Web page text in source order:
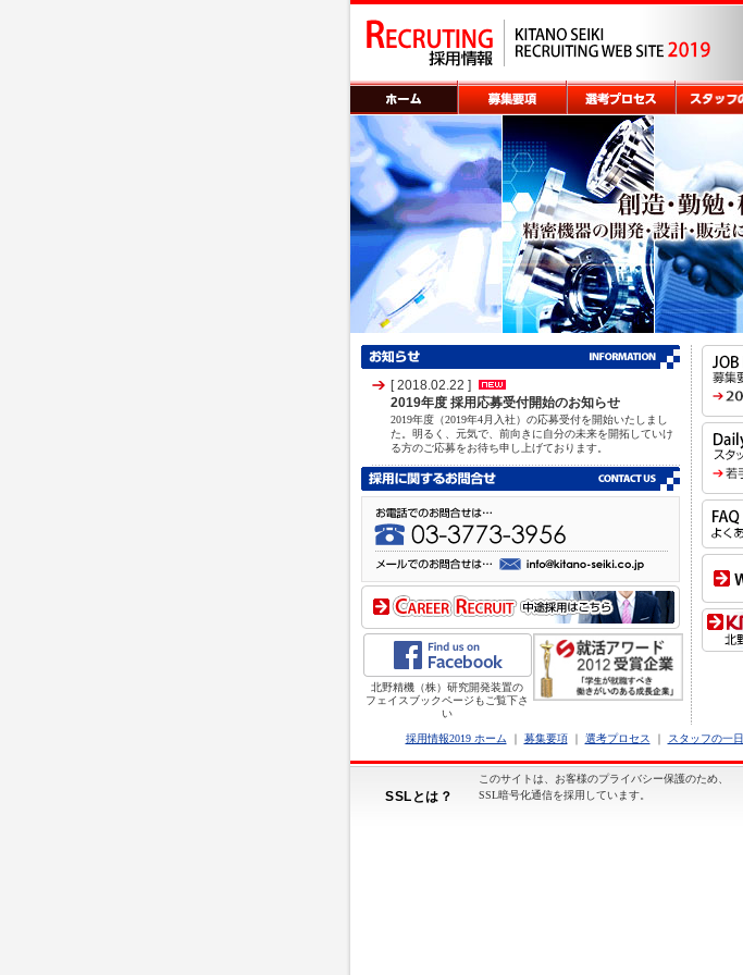
[ 2018.02.22 ]
2019年度 採用応募受付開始のお知らせ
2019年度（2019年4月入社）の応募受付を開始いたしまし
た。明るく、元気で、前向きに自分の未来を開拓していけ
る方のご応募をお待ち申し上げております。
北野精機（株）研究開発装置の
フェイスブックページもご覧下さ
い
採用情報2019 ホーム ｜ 募集要項｜ 選考プロセス ｜ スタッフの一日
SSLとは？
このサイトは、お客様のプライバシー保護のため、
SSL暗号化通信を採用しています。